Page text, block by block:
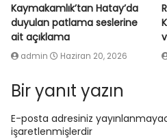
Kaymakamlık’tan Hatay’da
duyulan patlama seslerine
ait açıklama
admin Haziran 20, 2026
Bir yanıt yazın
E-posta adresiniz
işaretlenmişlerdir